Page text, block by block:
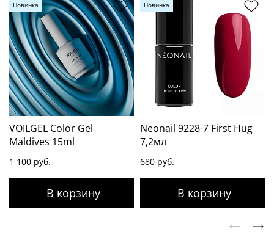
Новинка
VOILGEL Color Gel
Maldives 15ml
1 100 руб.
Новинка
Neonail 9228-7 First Hug
7,2мл
680 руб.